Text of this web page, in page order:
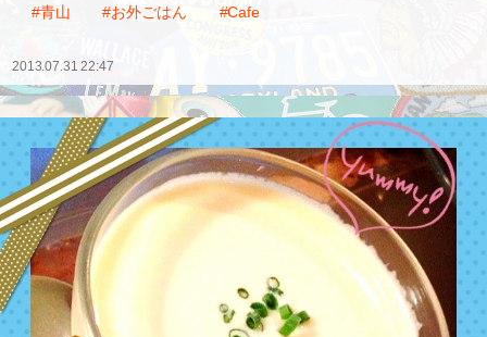
#青山
#お外ごはん #Cafe
2013.07.31 22:47